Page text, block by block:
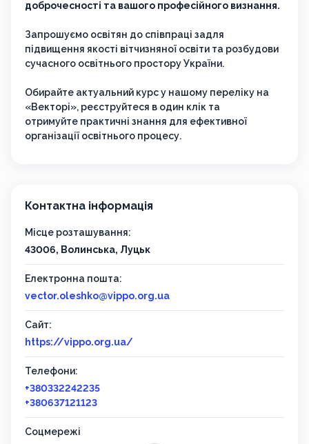
доброчесності та вашого професійного визнання.
Запрошуємо освітян до співпраці задля
підвищення якості вітчизняної освіти та розбудови
сучасного освітнього простору України.
Обирайте актуальний курс у нашому переліку на
«Векторі», реєструйтеся в один клік та
отримуйте практичні знання для ефективної
організації освітнього процесу.
Контактна інформація
Місце розташування:
43006, Волинська, Луцьк
Електронна пошта:
vector.oleshko@vippo.org.ua
Сайт:
https://vippo.org.ua/
Телефони:
+380332242235
+380637121123
Соцмережі